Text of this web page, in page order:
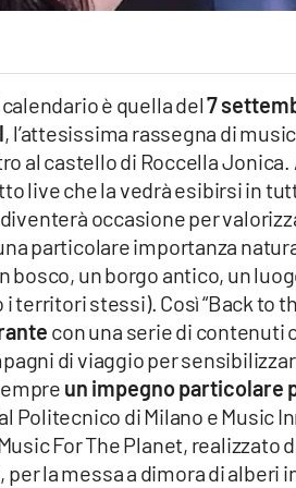
è quella del7
, l’attesissima rassegna di
al castello di Roccella
live che la vedrà esibirsi in
diventerà occasione per
particolare importanza
bosco, un borgo antico, un
stessi). Così “Back to
con una serie di contenuti
di viaggio per
un impegno particolare
di Milano e Music
For The Planet, realizzato
la messa a dimora di alberi